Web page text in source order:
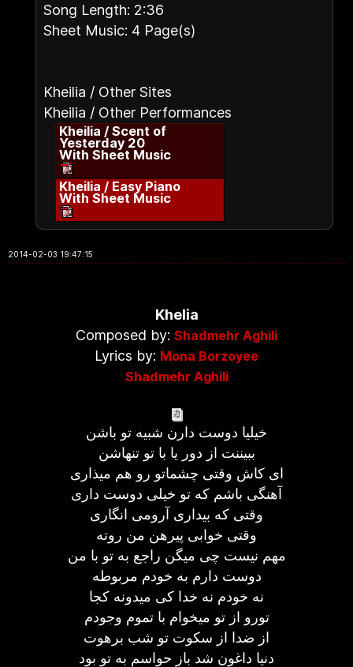
Song Length: 2:36
Sheet Music: 4 Page(s)
Kheilia / Other Sites
Kheilia / Other Performances
Kheilia / Scent of
Yesterday 20
With Sheet Music
Kheilia / Easy Piano
With Sheet Music
2014-02-03 19:47:15
Khelia
Composed by: Shadmehr Aghili
Lyrics by: Mona Borzoyee
Shadmehr Aghili
خیلیا دوست دارن شبیه تو باشن
ببیننت از دور یا با تو تنهاشن
ای کاش وقتی چشماتو رو هم میذاری
آهنگی باشم که تو خیلی دوست داری
وقتی که بیداری آرومی انگاری
وقتی خوابی پیرهن من روته
مهم نیست چی میگن راجع به تو با من
دوست دارم به خودم مربوطه
نه خودم نه خدا کی میدونه کجا
تورو از تو میخوام با تموم وجودم
از ضدا از سکوت تو شب برهوت
دنیا داغون شد باز حواسم به تو بود